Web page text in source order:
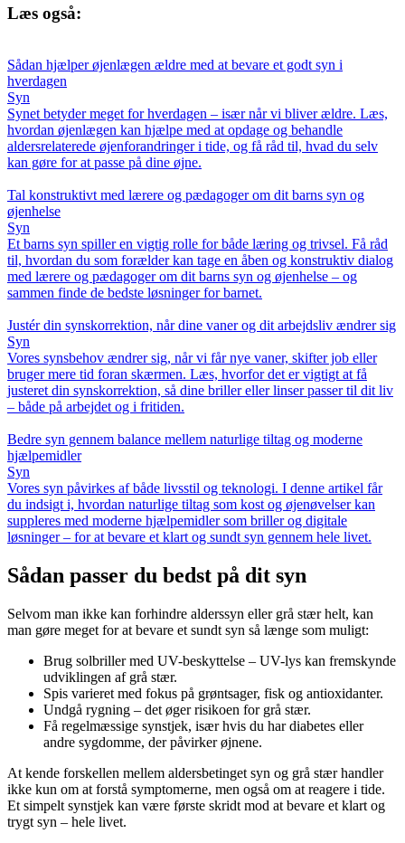
Læs også:
Sådan hjælper øjenlægen ældre med at bevare et godt syn i
hverdagen
Syn
Synet betyder meget for hverdagen – især når vi bliver ældre. Læs,
hvordan øjenlægen kan hjælpe med at opdage og behandle
aldersrelaterede øjenforandringer i tide, og få råd til, hvad du selv
kan gøre for at passe på dine øjne.
Tal konstruktivt med lærere og pædagoger om dit barns syn og
øjenhelse
Syn
Et barns syn spiller en vigtig rolle for både læring og trivsel. Få råd
til, hvordan du som forælder kan tage en åben og konstruktiv dialog
med lærere og pædagoger om dit barns syn og øjenhelse – og
sammen finde de bedste løsninger for barnet.
Justér din synskorrektion, når dine vaner og dit arbejdsliv ændrer sig
Syn
Vores synsbehov ændrer sig, når vi får nye vaner, skifter job eller
bruger mere tid foran skærmen. Læs, hvorfor det er vigtigt at få
justeret din synskorrektion, så dine briller eller linser passer til dit liv
– både på arbejdet og i fritiden.
Bedre syn gennem balance mellem naturlige tiltag og moderne
hjælpemidler
Syn
Vores syn påvirkes af både livsstil og teknologi. I denne artikel får
du indsigt i, hvordan naturlige tiltag som kost og øjenøvelser kan
suppleres med moderne hjælpemidler som briller og digitale
løsninger – for at bevare et klart og sundt syn gennem hele livet.
Sådan passer du bedst på dit syn
Selvom man ikke kan forhindre alderssyn eller grå stær helt, kan
man gøre meget for at bevare et sundt syn så længe som muligt:
Brug solbriller med UV-beskyttelse – UV-lys kan fremskynde
udviklingen af grå stær.
Spis varieret med fokus på grøntsager, fisk og antioxidanter.
Undgå rygning – det øger risikoen for grå stær.
Få regelmæssige synstjek, især hvis du har diabetes eller
andre sygdomme, der påvirker øjnene.
At kende forskellen mellem aldersbetinget syn og grå stær handler
ikke kun om at forstå symptomerne, men også om at reagere i tide.
Et simpelt synstjek kan være første skridt mod at bevare et klart og
trygt syn – hele livet.